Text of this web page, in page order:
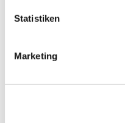
Statistiken
Marketing
n
o
r